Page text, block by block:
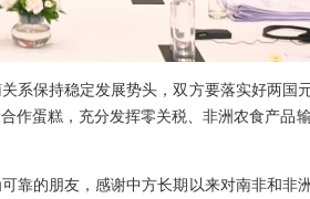
系保持稳定发展势头，双方要落实好两国
蛋糕，充分发挥零关税、非洲农食产品
靠的朋友，感谢中方长期以来对南非和非